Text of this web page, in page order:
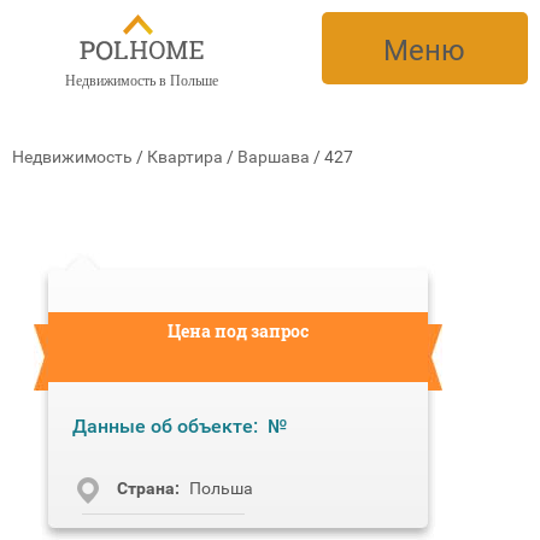
Недвижимость в Польше
Меню
Недвижимость / Квартира / Варшава /427
Цена под запрос
Данные об объекте: №
Cтрана: Польша